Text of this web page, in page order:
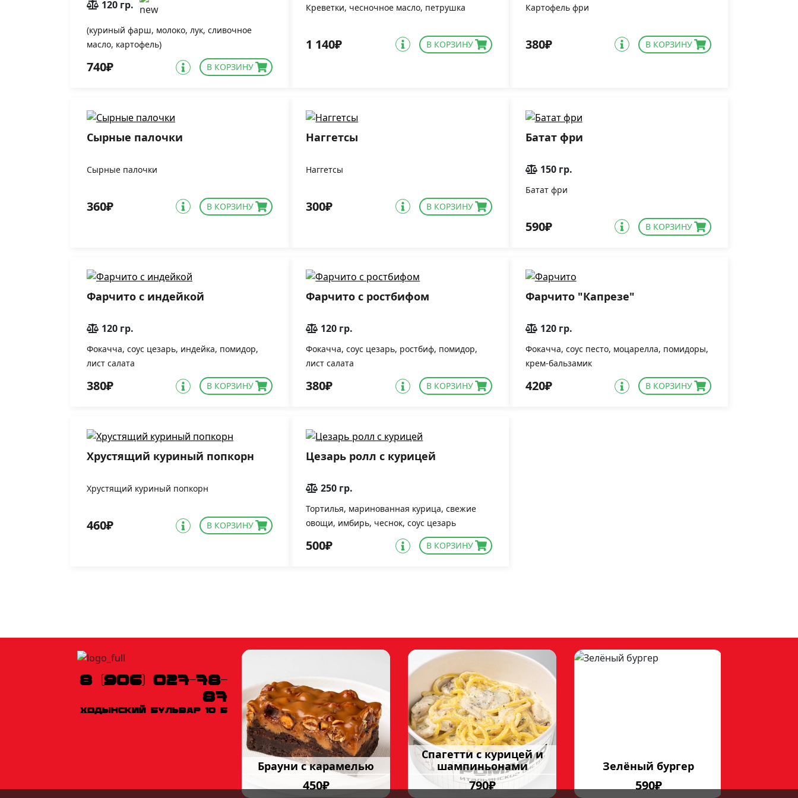
120 гр.
(куриный фарш, молоко, лук, сливочное
масло, картофель)
740₽ В КОРЗИНУ
Креветки, чесночное масло, петрушка
1 140₽ В КОРЗИНУ
Картофель фри
380₽ В КОРЗИНУ
Сырные палочки
Сырные палочки
360₽ В КОРЗИНУ
Наггетсы
Наггетсы
300₽ В КОРЗИНУ
Батат фри
150 гр.
Батат фри
590₽ В КОРЗИНУ
Фарчито с индейкой
120 гр.
Фокачча, соус цезарь, индейка, помидор,
лист салата
380₽ В КОРЗИНУ
Фарчито с ростбифом
120 гр.
Фокачча, соус цезарь, ростбиф, помидор,
лист салата
380₽ В КОРЗИНУ
Фарчито "Капрезе"
120 гр.
Фокачча, соус песто, моцарелла, помидоры,
крем-бальзамик
420₽ В КОРЗИНУ
Хрустящий куриный попкорн
Хрустящий куриный попкорн
460₽ В КОРЗИНУ
Цезарь ролл с курицей
250 гр.
Тортилья, маринованная курица, свежие
овощи, имбирь, чеснок, соус цезарь
500₽ В КОРЗИНУ
8 (906) 027-78-
87
Ходынский бульвар 10 Б
Брауни с карамелью
450₽
Cпагетти с курицей и
шампиньонами
790₽
Зелёный бургер
590₽